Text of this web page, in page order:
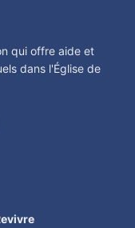
qui offre aide et
dans l'Église de